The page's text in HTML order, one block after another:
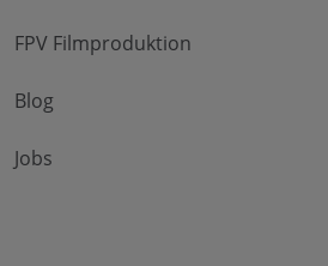
FPV Filmproduktion
Blog
Jobs